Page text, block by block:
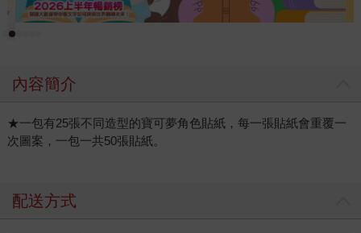
內容簡介
★一包有25張不同造型的寶可夢角色貼紙，每一張貼紙會重覆一
次圖案，一包一共50張貼紙。
配送方式